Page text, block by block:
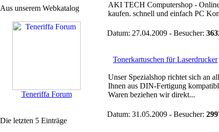
Aus unserem Webkatalog
Teneriffa Forum
Die letzten 5 Einträge
AKI TECH Computershop -
kaufen. schnell und einfach PC
Datum: 27.04.2009 - Besucher:
Tonerkartuschen für Laserdrucker
Unser Spezialshop richtet sich an
Ihnen aus DIN-Fertigung
Waren beziehen wir direkt...
Datum: 31.05.2009 - Besucher: